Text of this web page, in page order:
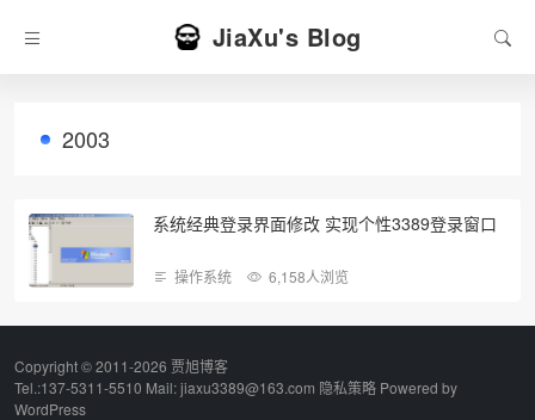
JiaXu's Blog
2003
系统经典登录界面修改 实现个性3389登录窗口
操作系统 6,158人浏览
Copyright © 2011-2026 贾旭博客
Tel.:137-5311-5510 Mail: jiaxu3389@163.com 隐私策略 Powered by
WordPress